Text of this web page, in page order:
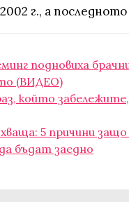
г., а последното
подновиха
(ВИДЕО)
който
5 причини защо
бъдат заедно